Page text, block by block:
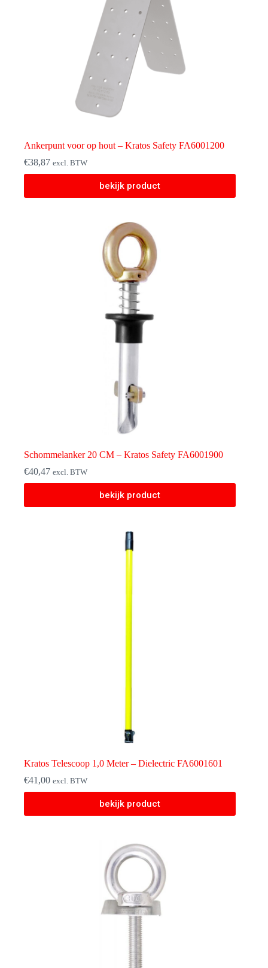
Ankerpunt voor op hout – Kratos Safety FA6001200
€38,87 excl. BTW
bekijk product
Schommelanker 20 CM – Kratos Safety FA6001900
€40,47 excl. BTW
bekijk product
Kratos Telescoop 1,0 Meter – Dielectric FA6001601
€41,00 excl. BTW
bekijk product